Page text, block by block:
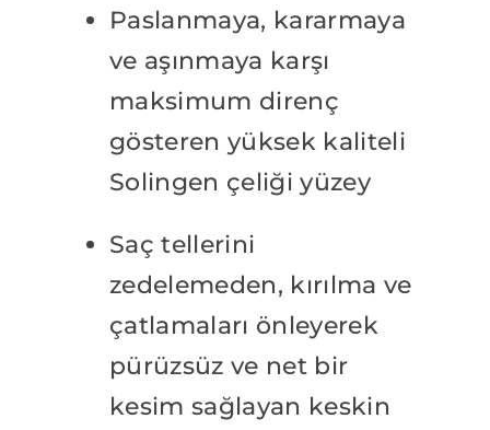
Paslanmaya, kararmaya
ve aşınmaya karşı
maksimum direnç
gösteren yüksek kaliteli
Solingen çeliği yüzey
Saç tellerini
zedelemeden, kırılma ve
çatlamaları önleyerek
pürüzsüz ve net bir
kesim sağlayan keskin